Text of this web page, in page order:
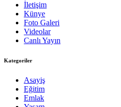
İletişim
Künye
Foto Galeri
Videolar
Canlı Yayın
Kategoriler
Asayiş
Eğitim
Emlak